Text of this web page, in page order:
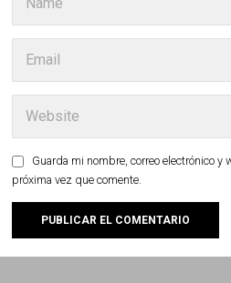
Guarda mi nombre, correo electrónico y
próxima vez que comente.